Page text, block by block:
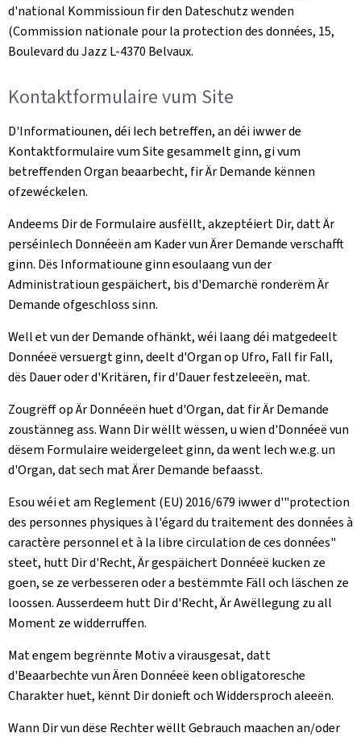
d'national Kommissioun fir den Dateschutz wenden
(Commission nationale pour la protection des données, 15,
Boulevard du Jazz L-4370 Belvaux.
Kontaktformulaire vum Site
D'Informatiounen, déi Iech betreffen, an déi iwwer de
Kontaktformulaire vum Site gesammelt ginn, gi vum
betreffenden Organ beaarbecht, fir Är Demande kënnen
ofzewéckelen.
Andeems Dir de Formulaire ausfëllt, akzeptéiert Dir, datt Är
perséinlech Donnéeën am Kader vun Ärer Demande verschafft
ginn. Dës Informatioune ginn esoulaang vun der
Administratioun gespäichert, bis d'Demarchë ronderëm Är
Demande ofgeschloss sinn.
Well et vun der Demande ofhänkt, wéi laang déi matgedeelt
Donnéeë versuergt ginn, deelt d'Organ op Ufro, Fall fir Fall,
dës Dauer oder d'Kritären, fir d'Dauer festzeleeën, mat.
Zougrëff op Är Donnéeën huet d'Organ, dat fir Är Demande
zoustänneg ass. Wann Dir wëllt wëssen, u wien d'Donnéeë vun
dësem Formulaire weidergeleet ginn, da went Iech w.e.g. un
d'Organ, dat sech mat Ärer Demande befaasst.
Esou wéi et am Reglement (EU) 2016/679 iwwer d'"protection
des personnes physiques à l'égard du traitement des données à
caractère personnel et à la libre circulation de ces données"
steet, hutt Dir d'Recht, Är gespäichert Donnéeë kucken ze
goen, se ze verbesseren oder a bestëmmte Fäll och läschen ze
loossen. Ausserdeem hutt Dir d'Recht, Är Awëllegung zu all
Moment ze widderruffen.
Mat engem begrënnte Motiv a virausgesat, datt
d'Beaarbechte vun Ären Donnéeë keen obligatoresche
Charakter huet, kënnt Dir donieft och Widdersproch aleeën.
Wann Dir vun dëse Rechter wëllt Gebrauch maachen an/oder